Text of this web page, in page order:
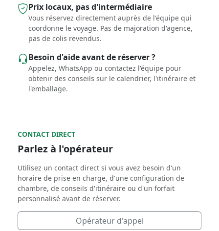
Prix ​​locaux, pas d'intermédiaire
Vous réservez directement auprès de l'équipe qui
coordonne le voyage. Pas de majoration d'agence,
pas de colis revendus.
Besoin d'aide avant de réserver ?
Appelez, WhatsApp ou contactez l'équipe pour
obtenir des conseils sur le calendrier, l'itinéraire et
l'emballage.
CONTACT DIRECT
Parlez à l'opérateur
Utilisez un contact direct si vous avez besoin d'un
horaire de prise en charge, d'une configuration de
chambre, de conseils d'itinéraire ou d'un forfait
personnalisé avant de réserver.
Opérateur d'appel